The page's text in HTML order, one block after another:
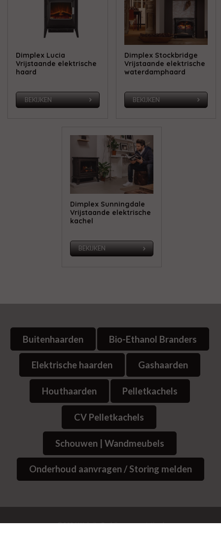
Dimplex Lucia
Vrijstaande elektrische
haard
BEKIJKEN
Dimplex Stockbridge
Vrijstaande elektrische
waterdamphaard
BEKIJKEN
Dimplex Sunningdale
Vrijstaande elektrische
kachel
BEKIJKEN
Buitenhaarden Bio-Ethanol Branders
Elektrische haarden Gashaarden
Houthaarden Pelletkachels
CV Pelletkachels
Schouwen | Wandmeubels
Onderhoud aanvragen / Storing melden
© 2026Website Bedrijvenpresentatie.nl